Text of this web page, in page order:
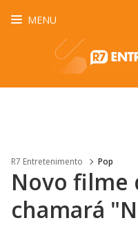
MENU
R7 Entretenimento Pop
Novo filme
chamará